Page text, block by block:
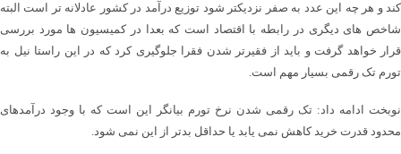
کند و هر چه این عدد به صفر نزدیکتر شود توزیع درآمد در کشور عادلانه تر است البته
شاخص های دیگری در رابطه با اقتصاد است که بعدا در کمیسیون ها مورد بررسی
قرار خواهد گرفت و باید از فقیرتر شدن فقرا جلوگیری کرد که در این راستا نیل به
تورم تک رقمی بسیار مهم است.
نوبخت ادامه داد: تک رقمی شدن نرخ تورم بیانگر این است که با وجود درآمدهای
محدود قدرت خرید کاهش نمی یابد یا حداقل بدتر از این نمی شود.